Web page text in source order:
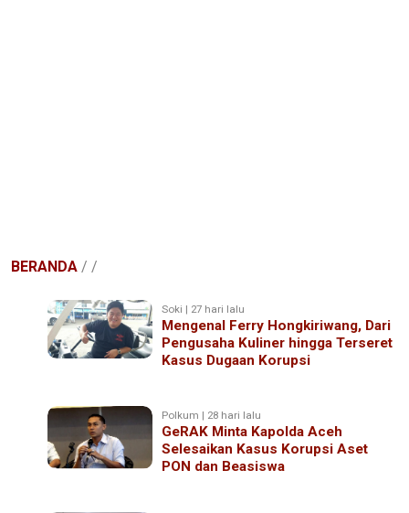
BERANDA / /
Soki | 27 hari lalu
Mengenal Ferry Hongkiriwang, Dari
Pengusaha Kuliner hingga Terseret
Kasus Dugaan Korupsi
Polkum | 28 hari lalu
GeRAK Minta Kapolda Aceh
Selesaikan Kasus Korupsi Aset
PON dan Beasiswa